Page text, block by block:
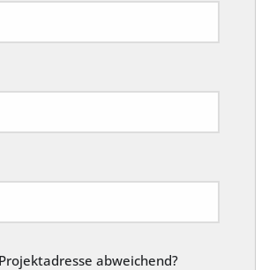
abweichend?